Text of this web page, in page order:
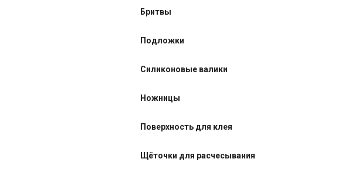
Бритвы
Подложки
Силиконовые валики
Ножницы
Поверхность для клея
Щёточки для расчесывания